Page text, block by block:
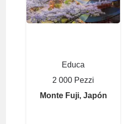
Educa
2 000 Pezzi
Monte Fuji, Japón